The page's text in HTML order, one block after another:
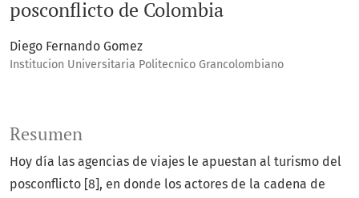
posconflicto de Colombia
Diego Fernando Gomez
Institucion Universitaria Politecnico Grancolombiano
Resumen
Hoy día las agencias de viajes le apuestan al turismo del
posconflicto [8], en donde los actores de la cadena de